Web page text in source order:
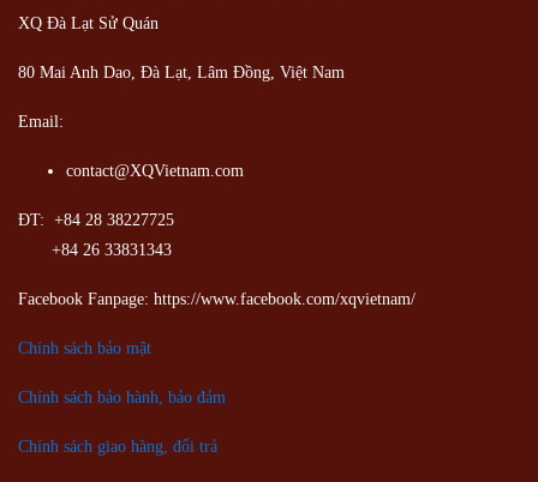
XQ Đà Lạt Sử Quán
80 Mai Anh Dao, Đà Lạt, Lâm Đồng, Việt Nam
Email:
contact@XQVietnam.com
ĐT: +84 28 38227725
+84 26 33831343
Facebook Fanpage: https://www.facebook.com/xqvietnam/
Chính sách bảo mật
Chính sách bảo hành, bảo đảm
Chính sách giao hàng, đổi trả